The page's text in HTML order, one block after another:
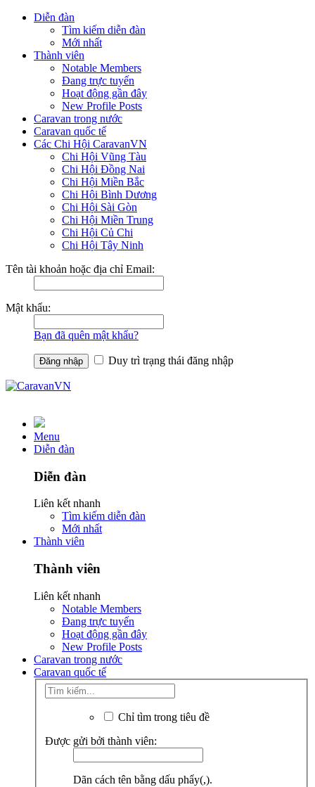
Diễn đàn
Tìm kiếm diễn đàn
Mới nhất
Thành viên
Notable Members
Đang trực tuyến
Hoạt động gần đây
New Profile Posts
Caravan trong nước
Caravan quốc tế
Các Chi Hội CaravanVN
Chi Hội Vũng Tàu
Chi Hội Đồng Nai
Chi Hội Miền Bắc
Chi Hội Bình Dương
Chi Hội Sài Gòn
Chi Hội Miền Trung
Chi Hội Củ Chi
Chi Hội Tây Ninh
Tên tài khoản hoặc địa chỉ Email:
Mật khẩu:
Bạn đã quên mật khẩu?
Duy trì trạng thái đăng nhập
Menu
Diễn đàn
Diễn đàn
Liên kết nhanh
Tìm kiếm diễn đàn
Mới nhất
Thành viên
Thành viên
Liên kết nhanh
Notable Members
Đang trực tuyến
Hoạt động gần đây
New Profile Posts
Caravan trong nước
Caravan quốc tế
Chỉ tìm trong tiêu đề
Được gửi bởi thành viên:
Dãn cách tên bằng dấu phẩy(,).